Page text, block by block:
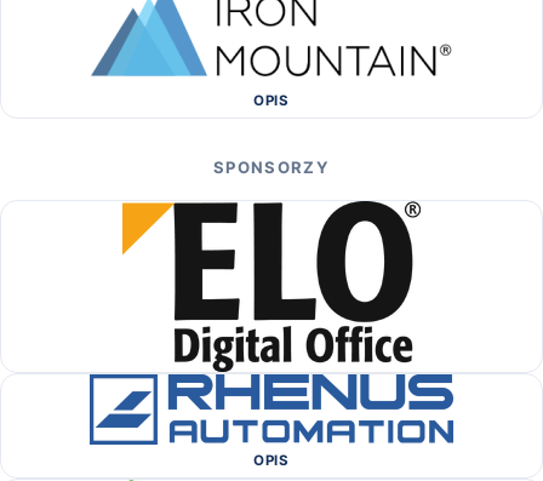
OPIS
SPONSORZY
OPIS